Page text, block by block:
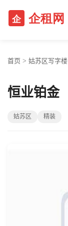
首页 > 姑苏区写字楼
恒业铂金
姑苏区 精装